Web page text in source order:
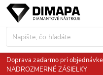
Prejsť
obsah
Doprava zadarmo pri
NADROZMERNÉ ZÁSIELKY